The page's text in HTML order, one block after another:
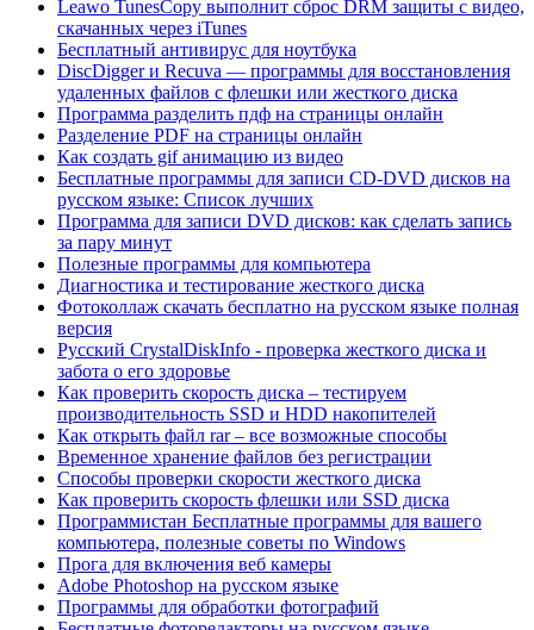
Leawo TunesCopy выполнит сброс DRM защиты с видео,
скачанных через iTunes
Бесплатный антивирус для ноутбука
DiscDigger и Recuva — программы для восстановления
удаленных файлов с флешки или жесткого диска
Программа разделить пдф на страницы онлайн
Разделение PDF на страницы онлайн
Как создать gif анимацию из видео
Бесплатные программы для записи CD-DVD дисков на
русском языке: Список лучших
Программа для записи DVD дисков: как сделать запись
за пару минут
Полезные программы для компьютера
Диагностика и тестирование жесткого диска
Фотоколлаж скачать бесплатно на русском языке полная
версия
Русский CrystalDiskInfo - проверка жесткого диска и
забота о его здоровье
Как проверить скорость диска – тестируем
производительность SSD и HDD накопителей
Как открыть файл rar – все возможные способы
Временное хранение файлов без регистрации
Способы проверки скорости жесткого диска
Как проверить скорость флешки или SSD диска
Программистан Бесплатные программы для вашего
компьютера, полезные советы по Windows
Прога для включения веб камеры
Adobe Photoshop на русском языке
Программы для обработки фотографий